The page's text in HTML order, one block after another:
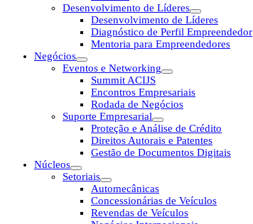
Desenvolvimento de Líderes
Desenvolvimento de Líderes
Diagnóstico de Perfil Empreendedor
Mentoria para Empreendedores
Negócios
Eventos e Networking
Summit ACIJS
Encontros Empresariais
Rodada de Negócios
Suporte Empresarial
Proteção e Análise de Crédito
Direitos Autorais e Patentes
Gestão de Documentos Digitais
Núcleos
Setoriais
Automecânicas
Concessionárias de Veículos
Revendas de Veículos